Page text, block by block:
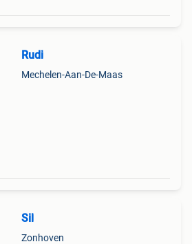
Rudi
Mechelen-Aan-De-Maas
Sil
Zonhoven